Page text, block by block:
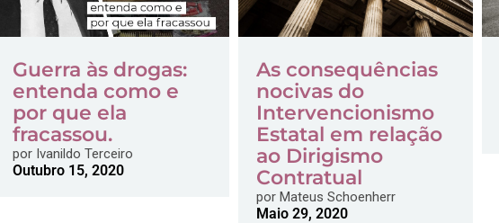
Guerra às drogas:
entenda como e
por que ela
fracassou.
porIvanildo Terceiro
Outubro 15, 2020
As consequências
nocivas do
Intervencionismo
Estatal em relação
ao Dirigismo
Contratual
porMateus Schoenherr
Maio 29, 2020